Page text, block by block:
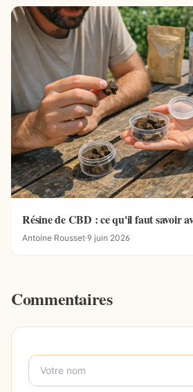
Résine de CBD : ce qu'il faut savoir
Antoine Rousset·9 juin 2026
Commentaires